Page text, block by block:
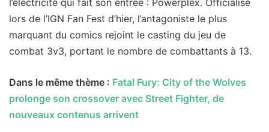
lors de l’IGN Fan Fest d’hier, l’antagoniste le plus
marquant du comics rejoint le casting du jeu de
combat 3v3, portant le nombre de combattants à 13.
Dans le même thème : Fatal Fury: City of the Wolves
prolonge son crossover avec Street Fighter, de
nouveaux contenus arrivent